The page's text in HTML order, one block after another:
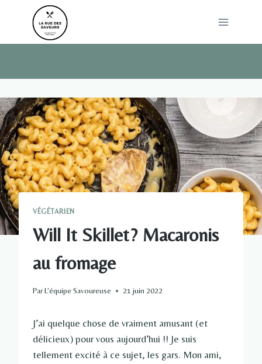
VÉGÉTARIEN
Will It Skillet? Macaronis
au fromage
ParL'équipe Savoureuse 21 juin 2022
J’ai quelque chose de vraiment amusant (et
délicieux) pour vous aujourd’hui !! Je suis
tellement excité à ce sujet, les gars. Mon ami,